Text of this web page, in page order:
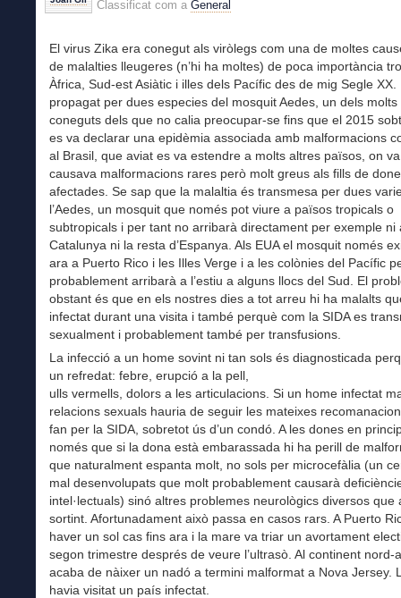
Classificat com a General
El virus Zika era conegut als viròlegs com una de moltes
de malalties lleugeres (n’hi ha moltes) de poca importància
Àfrica, Sud-est Asiàtic i illes dels Pacífic des de mig Segle XX.
propagat per dues especies del mosquit Aedes, un dels molts
coneguts dels que no calia preocupar-se fins que el 2015
es va declarar una epidèmia associada amb malformacions
al Brasil, que aviat es va estendre a molts altres països, on
causava malformacions rares però molt greus als fills de
afectades. Se sap que la malaltia és transmesa per dues
l’Aedes, un mosquit que només pot viure a països tropicals o
subtropicals i per tant no arribarà directament per exemple ni
Catalunya ni la resta d’Espanya. Als EUA el mosquit només
ara a Puerto Rico i les Illes Verge i a les colònies del Pacífic
probablement arribarà a l’estiu a alguns llocs del Sud. El
obstant és que en els nostres dies a tot arreu hi ha malalts
infectat durant una visita i també perquè com la SIDA es
sexualment i probablement també per transfusions.
La infecció a un home sovint ni tan sols és diagnosticada
un refredat: febre, erupció a la pell,
ulls vermells, dolors a les articulacions. Si un home infectat
relacions sexuals hauria de seguir les mateixes
fan per la SIDA, sobretot ús d’un condó. A les dones en
només que si la dona està embarassada hi ha perill de
que naturalment espanta molt, no sols per microcefàlia (un
mal desenvolupats que molt probablement causarà
intel·lectuals) sinó altres problemes neurològics diversos que
sortint. Afortunadament això passa en casos rars. A Puerto
haver un sol cas fins ara i la mare va triar un avortament
segon trimestre després de veure l’ultrasò. Al continent nord-
acaba de nàixer un nadó a termini malformat a Nova Jersey.
havia visitat un país infectat.